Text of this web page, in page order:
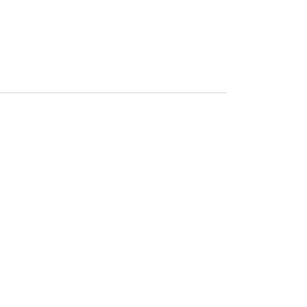
és lepattogzást okozhat. Ezért a gyors
és az alapfelület minősége.